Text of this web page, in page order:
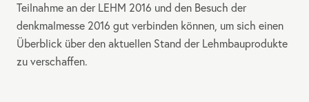
Teilnahme an der LEHM 2016 und den Besuch der
denkmalmesse 2016 gut verbinden können, um sich einen
Überblick über den aktuellen Stand der Lehmbauprodukte
zu verschaffen.